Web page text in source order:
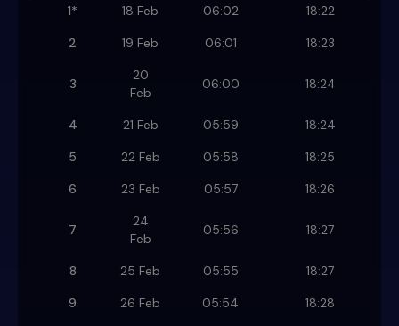
1* 18 Feb 06:02
18:22
2
19 Feb 06:01 18:23
3
20
Feb
06:00 18:24
4 21 Feb 05:59
18:24
5
22 Feb 05:58
18:25
6
23 Feb 05:57 18:26
7
24
Feb
05:56 18:27
8 25 Feb 05:55
18:27
9
26 Feb 05:54
18:28